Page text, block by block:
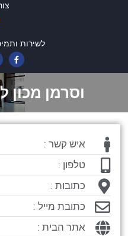
לשירות
וסרמן מכון
איש קשר :
טלפון :
כתובות :
כתובת מייל :
אתר הבית :